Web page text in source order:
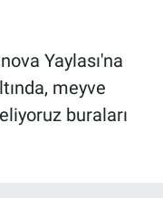
Yaylası'na
meyve
buraları